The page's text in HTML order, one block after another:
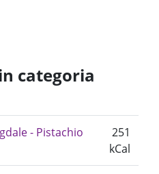
categoria
- Pistachio
251
kCal